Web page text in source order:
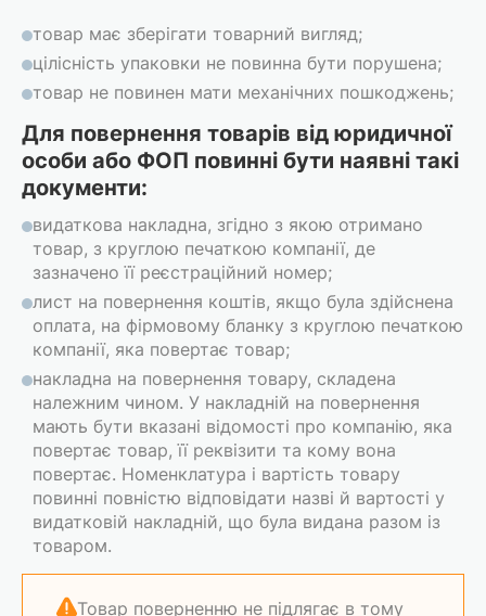
товар має зберігати товарний вигляд;
цілісність упаковки не повинна бути порушена;
товар не повинен мати механічних пошкоджень;
Для повернення товарів від юридичної
особи або ФОП повинні бути наявні такі
документи:
видаткова накладна, згідно з якою отримано
товар, з круглою печаткою компанії, де
зазначено її реєстраційний номер;
лист на повернення коштів, якщо була здійснена
оплата, на фірмовому бланку з круглою печаткою
компанії, яка повертає товар;
накладна на повернення товару, складена
належним чином. У накладній на повернення
мають бути вказані відомості про компанію, яка
повертає товар, її реквізити та кому вона
повертає. Номенклатура і вартість товару
повинні повністю відповідати назві й вартості у
видатковій накладній, що була видана разом із
товаром.
Товар поверненню не підлягає в тому